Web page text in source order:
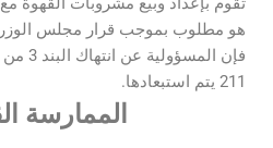
هو مطلوب بموجب قرار مجلس
فإن
211 يتم استبعادها.
الممارسة